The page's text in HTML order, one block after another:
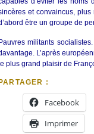
et convaincus,
être un groupe de
Pauvres militants
L’après
le plus grand plaisir de
PARTAGER :
Facebook
Imprimer